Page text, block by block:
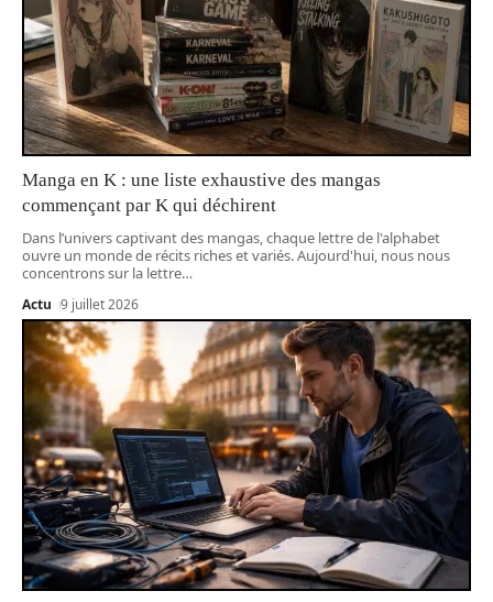
Manga en K : une liste exhaustive des mangas
commençant par K qui déchirent
Dans l’univers captivant des mangas, chaque lettre de l'alphabet
ouvre un monde de récits riches et variés. Aujourd'hui, nous nous
concentrons sur la lettre…
Actu 9 juillet 2026